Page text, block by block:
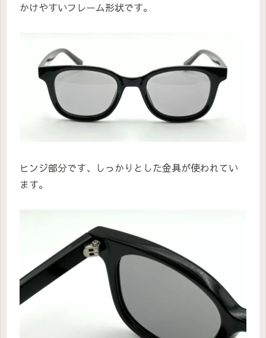
かけやすいフレーム形状です。
ヒンジ部分です、しっかりとした金具が使われてい
ます。